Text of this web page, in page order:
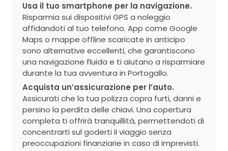
Usa il tuo smartphone per la navigazione.
Risparmia sui dispositivi GPS a noleggio
affidandoti al tuo telefono. App come Google
Maps o mappe offline scaricate in anticipo
sono alternative eccellenti, che garantiscono
una navigazione fluida e ti aiutano a risparmiare
durante la tua avventura in Portogallo.
Acquista un’assicurazione per l’auto.
Assicurati che la tua polizza copra furti, danni e
persino la perdita delle chiavi. Una copertura
completa ti offrirà tranquillità, permettendoti di
concentrarti sul goderti il viaggio senza
preoccupazioni finanziarie in caso di imprevisti.